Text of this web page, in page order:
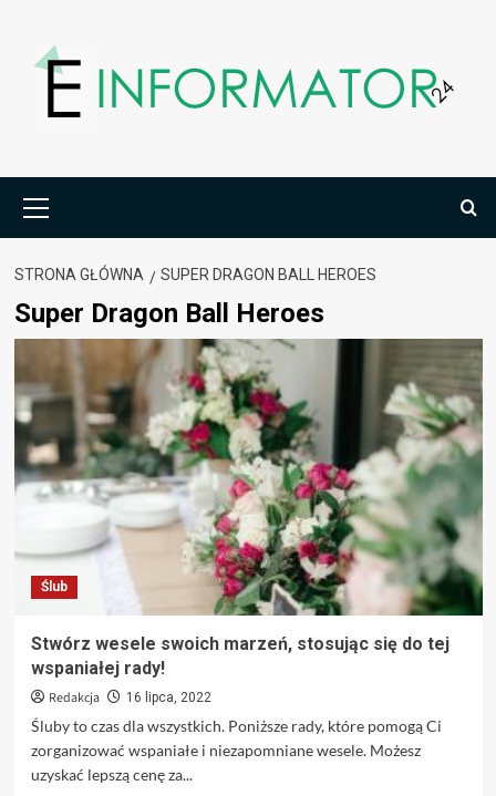
treści
główne
STRONA GŁÓWNA SUPER DRAGON BALL HEROES
Super Dragon Ball Heroes
Ślub
Stwórz wesele swoich marzeń, stosując się do tej
wspaniałej rady!
Redakcja 16 lipca, 2022
Śluby to czas dla wszystkich. Poniższe rady, które pomogą Ci
zorganizować wspaniałe i niezapomniane wesele. Możesz
uzyskać lepszą cenę za...